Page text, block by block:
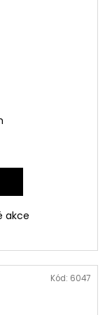
akce
Kód: 6047